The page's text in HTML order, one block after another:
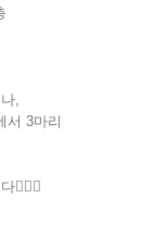
,
서 3마리
🙇🏻‍♀️